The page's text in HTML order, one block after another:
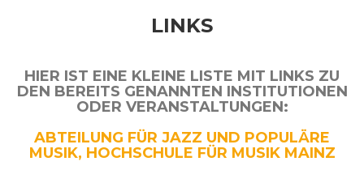
LINKS
HIER IST EINE KLEINE LISTE MIT LINKS ZU
DEN BEREITS GENANNTEN INSTITUTIONEN
ODER VERANSTALTUNGEN:
ABTEILUNG FÜR JAZZ UND POPULÄRE
MUSIK, HOCHSCHULE FÜR MUSIK MAINZ